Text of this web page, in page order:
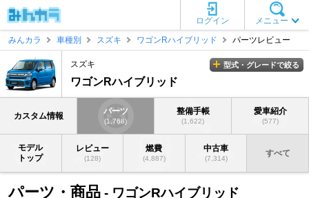
メニュー
ログイン
みんカラ
車種別 スズキ ワゴンRハイブリッド パーツレビュー
スズキ
ワゴンRハイブリッド
型式・グレードで絞る
カスタム情報 パーツ
(1,768)
整備手帳
(1,622)
愛車紹介
(577)
モデル
トップ
レビュー
(128)
燃費
(4,887)
中古車
(7,314)
すべて
パーツ・商品 - ワゴンRハイブリッド